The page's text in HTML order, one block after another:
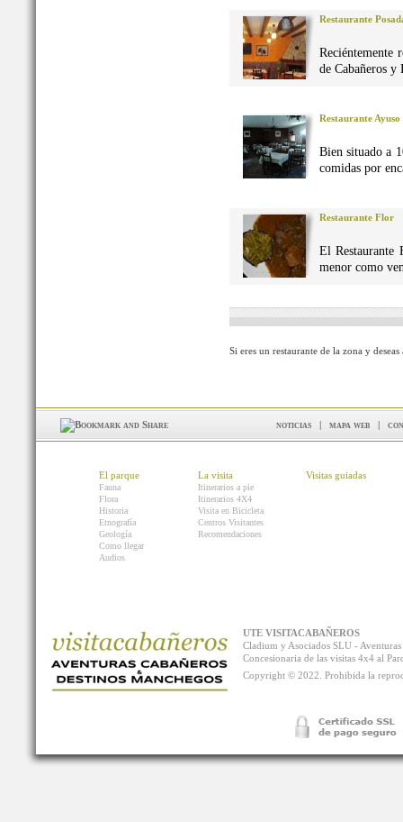
Restaurante
Reciéntemente
de Cabañeros y
Restaurante Ayuso
Bien situado a
comidas por
Restaurante Flor
El Restaurante
menor como
Si eres un restaurante de la zona y
noticias | mapa web |
El parque
Fauna
Flora
Historia
Etnografía
Geología
Como llegar
Audios
La visita
Itinerarios a pie
Itinerarios 4X4
Visita en Bicicleta
Centros Visitantes
Recomendaciones
Visitas guiadas
UTE VISITACABAÑEROS
Cladium y Asociados SLU -
Concesionaria de las visitas 4x4 al
Copyright © 2022. Prohibida la